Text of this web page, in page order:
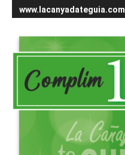
www.lacanyadateguia.com